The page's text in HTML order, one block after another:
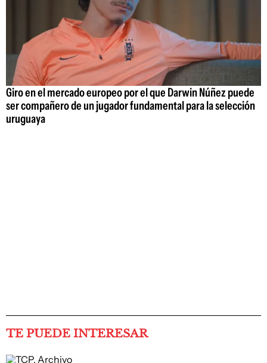
Giro en el mercado europeo por el que Darwin Núñez puede
ser compañero de un jugador fundamental para la selección
uruguaya
TE PUEDE INTERESAR